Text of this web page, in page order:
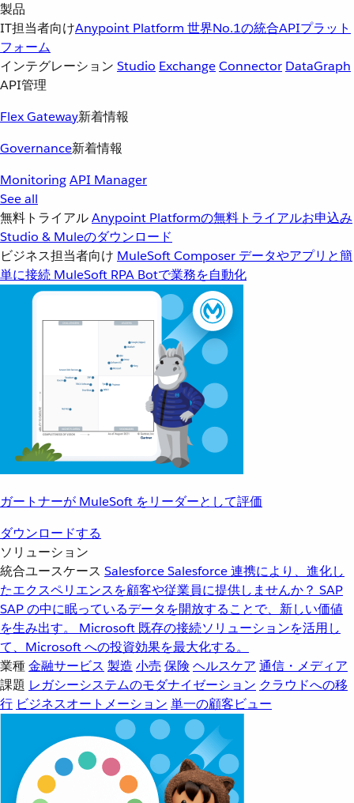
製品
IT担当者向けAnypoint Platform 世界No.1の統合APIプラット
フォーム
インテグレーション Studio ExchangeConnector DataGraph
API管理
Flex Gateway新着情報
Governance新着情報
MonitoringAPI Manager
See all
無料トライアルAnypoint Platformの無料トライアルお申込み
Studio & Muleのダウンロード
ビジネス担当者向け MuleSoft Composer データやアプリと簡
単に接続 MuleSoft RPA Botで業務を自動化
ガートナーが MuleSoft をリーダーとして評価
ダウンロードする
ソリューション
統合ユースケース SalesforceSalesforce 連携により、進化し
たエクスペリエンスを顧客や従業員に提供しませんか？ SAP
SAP の中に眠っているデータを開放することで、新しい価値
を生み出す。
Microsoft 既存の接続ソリューションを活用し
て、Microsoft への投資効果を最大化する。
業種金融サービス 製造 小売 保険 ヘルスケア 通信・メディア
課題 レガシーシステムのモダナイゼーション クラウドへの移
行 ビジネスオートメーション 単一の顧客ビュー